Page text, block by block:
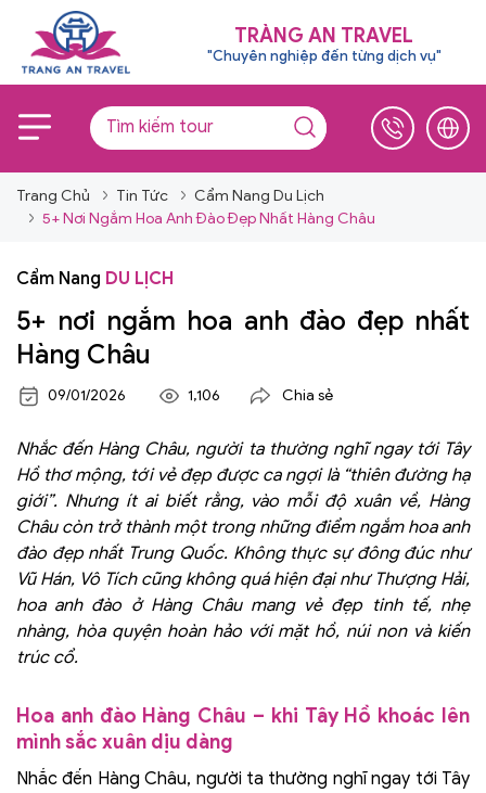
TRÀNG AN TRAVEL
"Chuyên nghiệp đến từng dịch vụ"
Trang Chủ Tin Tức
Cẩm Nang Du Lịch
5+ Nơi Ngắm Hoa Anh Đào Đẹp Nhất Hàng Châu
Cẩm Nang DU LỊCH
5+ nơi ngắm hoa anh đào đẹp nhất
Hàng Châu
09/01/2026 1,106 Chia sẻ
Nhắc đến Hàng Châu, người ta thường nghĩ ngay tới Tây
Hồ thơ mộng, tới vẻ đẹp được ca ngợi là “thiên đường hạ
giới”. Nhưng ít ai biết rằng, vào mỗi độ xuân về, Hàng
Châu còn trở thành một trong những điểm ngắm hoa anh
đào đẹp nhất Trung Quốc. Không thực sự đông đúc như
Vũ Hán, Vô Tích cũng không quá hiện đại như Thượng Hải,
hoa anh đào ở Hàng Châu mang vẻ đẹp tinh tế, nhẹ
nhàng, hòa quyện hoàn hảo với mặt hồ, núi non và kiến
trúc cổ.
Hoa anh đào Hàng Châu – khi Tây Hồ khoác lên
mình sắc xuân dịu dàng
Nhắc đến Hàng Châu, người ta thường nghĩ ngay tới Tây